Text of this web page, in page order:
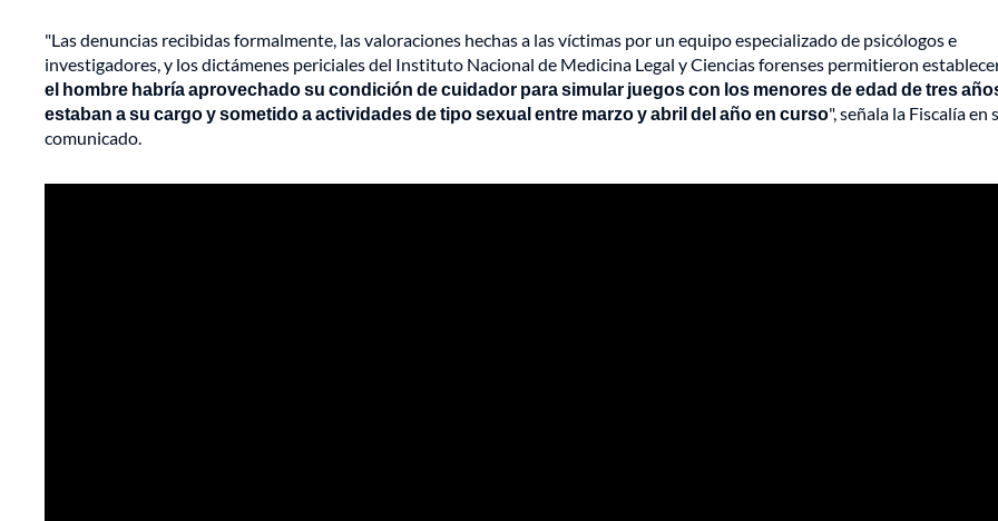
"Las denuncias recibidas formalmente, las valoraciones hechas a las víctimas por un equipo especializado de psicólogos e
investigadores, y los dictámenes periciales del Instituto Nacional de Medicina Legal y Ciencias forenses permitieron
el hombre habría aprovechado su condición de cuidador para simular juegos con los menores de edad de tres
estaban a su cargo y sometido a actividades de tipo sexual entre marzo y abril del año en curso", señala la Fiscalía en
comunicado.